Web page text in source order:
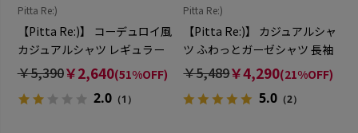
Pitta Re:)
【Pitta Re:)】 コーデュロイ風
カジュアルシャツ レギュラー
長袖 レディース
￥5,390￥2,640(51%OFF)
2.0（1）
Pitta Re:)
【Pitta Re:)】 カジュアルシャ
ツ ふわっとガーゼシャツ 長袖
綿100% レディース
￥5,489￥4,290(21%OFF)
5.0 （2）